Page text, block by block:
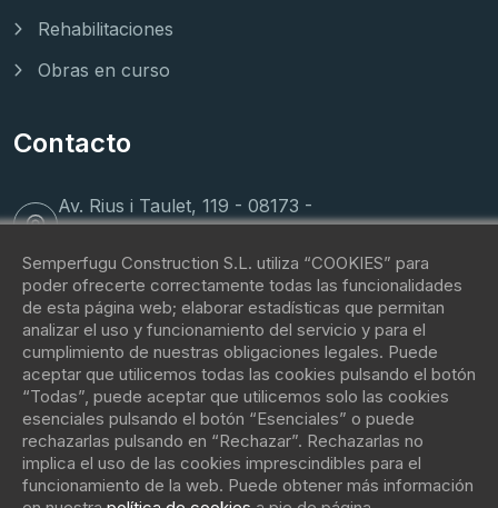
Rehabilitaciones
Obras en curso
Contacto
Av. Rius i Taulet, 119 - 08173 -
(+34) 62 088 81 42
contacto@fugu.immo
Semperfugu Construction S.L. utiliza “COOKIES” para
poder ofrecerte correctamente todas las funcionalidades
de esta página web; elaborar estadísticas que permitan
analizar el uso y funcionamiento del servicio y para el
cumplimiento de nuestras obligaciones legales. Puede
aceptar que utilicemos todas las cookies pulsando el botón
“Todas”, puede aceptar que utilicemos solo las cookies
esenciales pulsando el botón “Esenciales” o puede
rechazarlas pulsando en “Rechazar”. Rechazarlas no
implica el uso de las cookies imprescindibles para el
funcionamiento de la web. Puede obtener más información